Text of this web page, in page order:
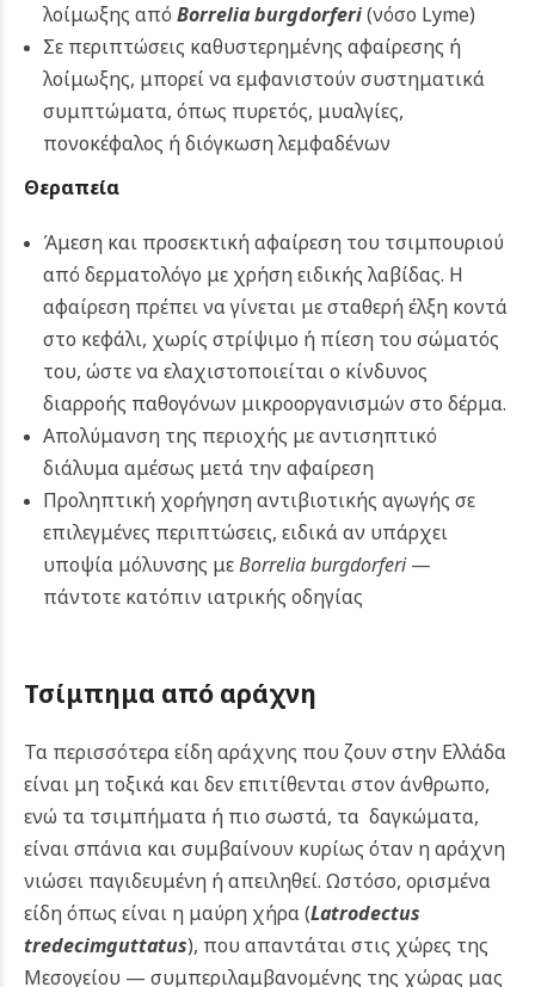
λοίμωξης από Borrelia burgdorferi(νόσο Lyme)
Σε περιπτώσεις καθυστερημένης αφαίρεσης ή
λοίμωξης, μπορεί να εμφανιστούν συστηματικά
συμπτώματα, όπως πυρετός, μυαλγίες,
πονοκέφαλος ή διόγκωση λεμφαδένων
Θεραπεία
Άμεση και προσεκτική αφαίρεση του τσιμπουριού
από δερματολόγο με χρήση ειδικής λαβίδας. Η
αφαίρεση πρέπει να γίνεται με σταθερή έλξη κοντά
στο κεφάλι, χωρίς στρίψιμο ή πίεση του σώματός
του, ώστε να ελαχιστοποιείται ο κίνδυνος
διαρροής παθογόνων μικροοργανισμών στο δέρμα.
Απολύμανση της περιοχής με αντισηπτικό
διάλυμα αμέσως μετά την αφαίρεση
Προληπτική χορήγηση αντιβιοτικής αγωγής σε
επιλεγμένες περιπτώσεις, ειδικά αν υπάρχει
υποψία μόλυνσης μεBorrelia burgdorferi—
πάντοτε κατόπιν ιατρικής οδηγίας
Τσίμπημα από αράχνη
Τα περισσότερα είδη αράχνης που ζουν στην Ελλάδα
είναι μη τοξικά και δεν επιτίθενται στον άνθρωπο,
ενώ τα τσιμπήματα ή πιο σωστά, τα δαγκώματα,
είναι σπάνια και συμβαίνουν κυρίως όταν η αράχνη
νιώσει παγιδευμένη ή απειληθεί. Ωστόσο, ορισμένα
είδη όπως είναι η μαύρη χήρα (Latrodectus
tredecimguttatus), που απαντάται στις χώρες της
Μεσογείου — συμπεριλαμβανομένης της χώρας μας